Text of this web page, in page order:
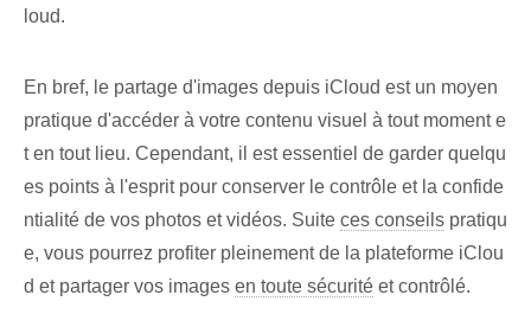
loud.
En bref, le partage d'images depuis iCloud est un moyen
pratique d'accéder à votre contenu visuel à tout moment e
t en tout lieu. Cependant, il est essentiel de garder quelqu
es points à l'esprit pour conserver le contrôle et la confide
ntialité de vos photos et vidéos. Suite⁤ ces conseils pratiqu
e, vous pourrez ‌profiter pleinement de la plateforme iClou
d et partager ⁤vos images en toute sécurité et contrôlé.